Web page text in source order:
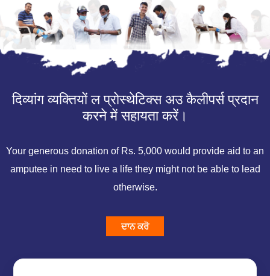
दिव्यांग व्यक्तियों ल प्रोस्थेटिक्स अउ कैलीपर्स प्रदान
करने में सहायता करें।
Your generous donation of Rs. 5,000 would provide aid to an
amputee in need to live a life they might not be able to lead
otherwise.
ਦਾਨ ਕਰੋ